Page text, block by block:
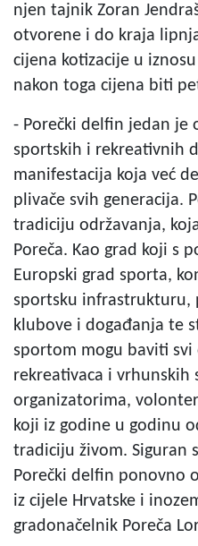
njen tajnik Zoran
otvorene i do kraja
cijena kotizacije u
nakon toga cijena biti
- Porečki delfin jedan
sportskih i rekreativnih
manifestacija koja već
plivače svih generacija.
tradiciju održavanja,
Poreča. Kao grad koji s
Europski grad sporta,
sportsku infrastrukturu,
klubove i događanja te
sportom mogu baviti
rekreativaca i vrhunskih
organizatorima,
koji iz godine u godinu
tradiciju živom. Siguran
Porečki delfin ponovno
iz cijele Hrvatske i
gradonačelnik Poreča